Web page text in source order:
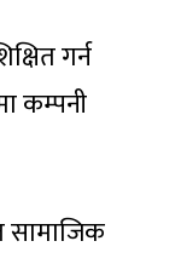
गर्न
कम्पनी
सामाजिक